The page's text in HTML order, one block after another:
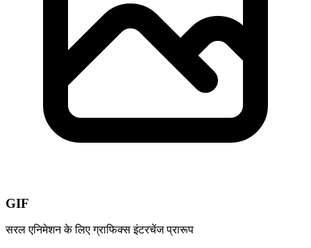
GIF
सरल एनिमेशन के लिए ग्राफिक्स इंटरचेंज प्रारूप